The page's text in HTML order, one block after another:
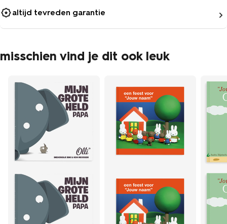
altijd tevreden garantie
misschien vind je dit ook leuk